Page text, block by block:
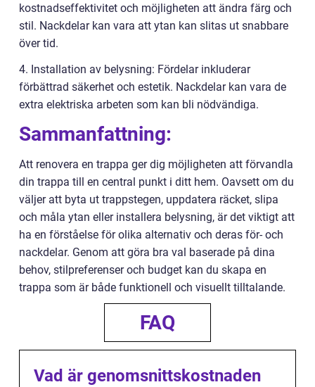
kostnadseffektivitet och möjligheten att ändra färg och
stil. Nackdelar kan vara att ytan kan slitas ut snabbare
över tid.
4. Installation av belysning: Fördelar inkluderar
förbättrad säkerhet och estetik. Nackdelar kan vara de
extra elektriska arbeten som kan bli nödvändiga.
Sammanfattning:
Att renovera en trappa ger dig möjligheten att förvandla
din trappa till en central punkt i ditt hem. Oavsett om du
väljer att byta ut trappstegen, uppdatera räcket, slipa
och måla ytan eller installera belysning, är det viktigt att
ha en förståelse för olika alternativ och deras för- och
nackdelar. Genom att göra bra val baserade på dina
behov, stilpreferenser och budget kan du skapa en
trappa som är både funktionell och visuellt tilltalande.
FAQ
Vad är genomsnittskostnaden